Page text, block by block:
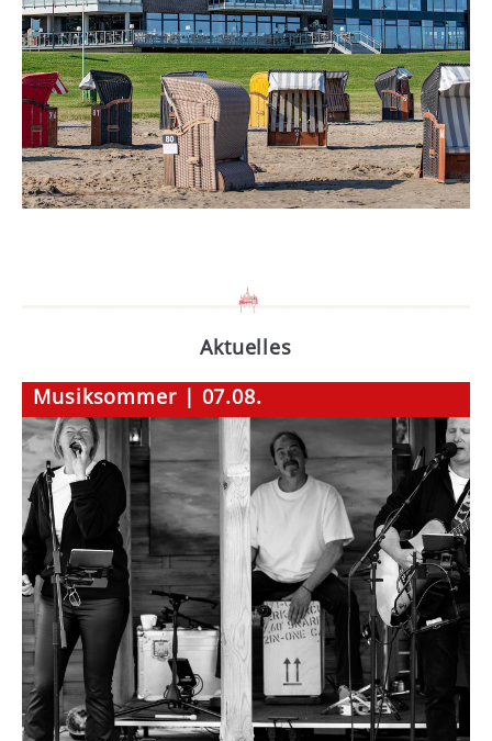
Aktuelles
Musiksommer | 07.08.